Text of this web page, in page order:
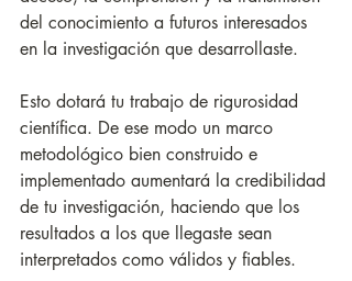
del conocimiento a futuros interesados
en la investigación que desarrollaste.
Esto dotará tu trabajo de rigurosidad
científica. De ese modo un marco
metodológico bien construido e
implementado aumentará la credibilidad
de tu investigación, haciendo que los
resultados a los que llegaste sean
interpretados como válidos y fiables.